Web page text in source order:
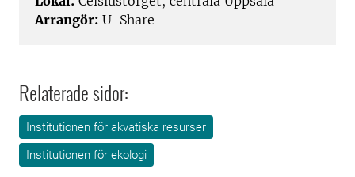
Arrangör: U-Share
Relaterade sidor:
Institutionen för akvatiska resurser
Institutionen för ekologi